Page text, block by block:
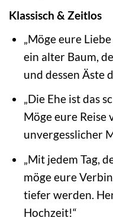
Klassisch & Zeitlos
„Möge eure
ein alter Baum,
und dessen Äste
„Die Ehe ist das
Möge eure
unvergesslicher
„Mit jedem Tag,
möge eure
tiefer werden.
Hochzeit!“